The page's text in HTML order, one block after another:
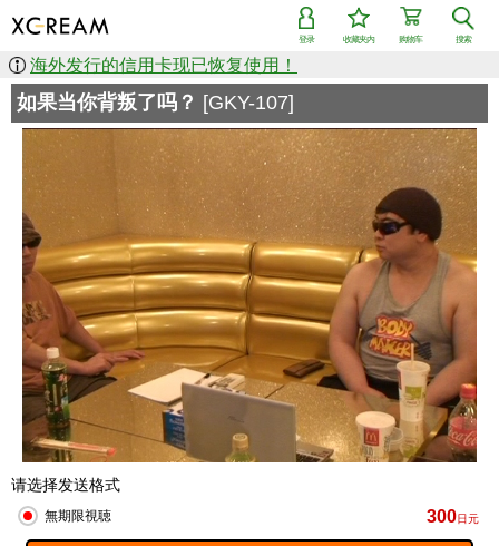
搜索
购物车
收藏夹内
登录
海外发行的信用卡现已恢复使用！
如果当你背叛了吗？ [GKY-107]
请选择发送格式
無期限視聴 300日元